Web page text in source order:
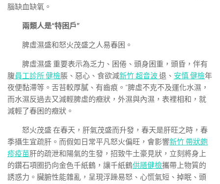
腦缺血缺氧。
兩類人是“特困戶”
脾虛濕盛和怒火茂盛之人易春困。
脾虛濕盛 重要表示為乏力、困倦、頭身困重，頭昏，伴有
腹員工診所 健檢脹、惡心、食欲減新竹 超音波退、 安慎 健檢年
夜便黏滯等。舌苔較厚膩、有齒痕。“脾虛不克不及運化水濕，
而水濕反過去又減輕脾虛的癥狀，外濕與內濕，表裡相和，就
減輕了春困的癥狀。
怒火茂盛 在春天，肝氣茂盛而升發，春天是肝旺之時，春
季攝生宜疏肝。而假如日常平凡怒火偏旺，會影響新竹 帶狀皰
疹疫苗肝的疏泄和陽氣的生發，招致牛土豪見狀，立刻將身上
的鑽石項圈扔向金色千紙鶴，讓千紙鶴供膳健檢攜帶上物質的
誘惑力。臟腑性能雜亂，呈現浮躁易怒、心慌氣短、掉眠、頭